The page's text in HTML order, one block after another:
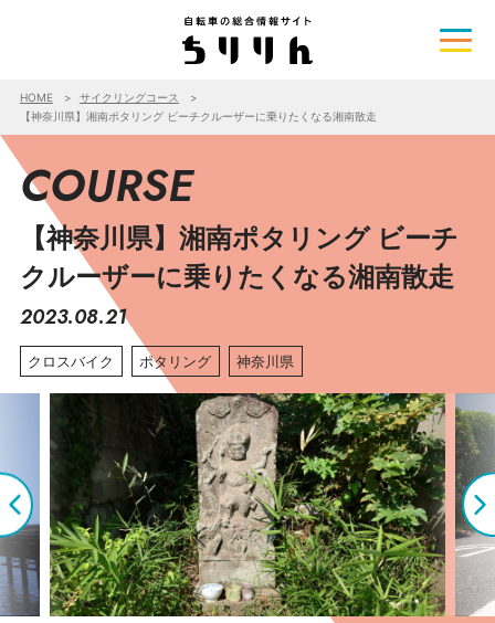
HOME
サイクリングコース
【神奈川県】湘南ポタリング ビーチクルーザーに乗りたくなる湘南散走
COURSE
【神奈川県】湘南ポタリング ビーチ
クルーザーに乗りたくなる湘南散走
2023.08.21
クロスバイク ポタリング 神奈川県